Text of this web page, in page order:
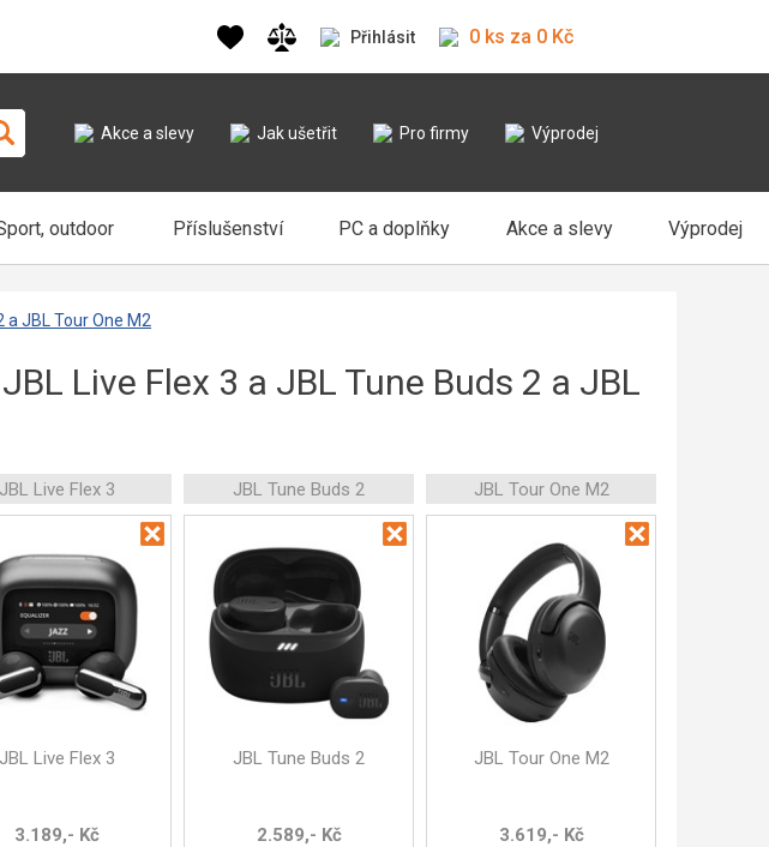
Přihlásit 0 ks za 0 Kč
Akce a slevy Jak ušetřit Pro firmy Výprodej
outdoor Příslušenství PC a doplňky Akce a slevy Výprodej
a JBL Tour One M2
Live Flex 3 a JBL Tune Buds 2 a JBL
JBL Live Flex 3 JBL Tune Buds 2 JBL Tour One M2
JBL Live Flex 3
3.189,- Kč
JBL Tune Buds 2
2.589,- Kč
JBL Tour One M2
3.619,- Kč